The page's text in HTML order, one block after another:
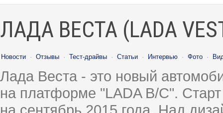
ЛАДА ВЕСТА (LADA
Новости · Отзывы · Тест-драйвы · Статьи · Интервью · Фото ·
Лада Веста - это новый
на платформе "LADA B/C".